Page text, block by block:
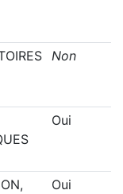
Non
Oui
Oui